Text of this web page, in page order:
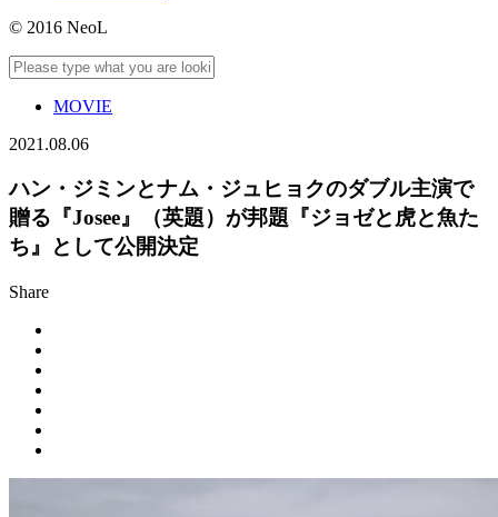
© 2016 NeoL
MOVIE
2021.08.06
ハン・ジミンとナム・ジュヒョクのダブル主演で
贈る『Josee』（英題）が邦題『ジョゼと虎と魚た
ち』として公開決定
Share